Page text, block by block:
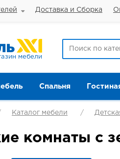
Доставка и Сборка
мебели
Спальня
Каталог мебели
комнаты с